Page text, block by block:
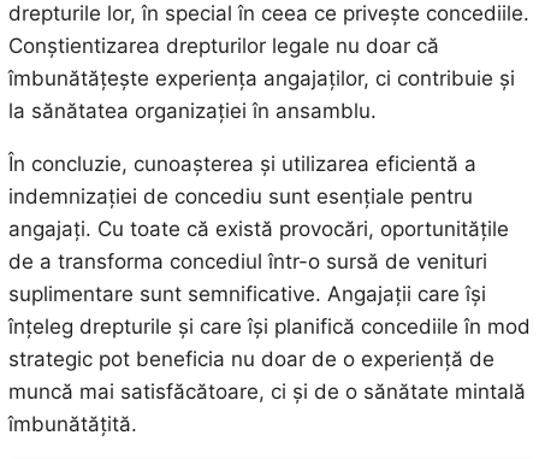
drepturile lor, în special în ceea ce privește concediile.
Conștientizarea drepturilor legale nu doar că
îmbunătățește experiența angajaților, ci contribuie și
la sănătatea organizației în ansamblu.
În concluzie, cunoașterea și utilizarea eficientă a
indemnizației de concediu sunt esențiale pentru
angajați. Cu toate că există provocări, oportunitățile
de a transforma concediul într-o sursă de venituri
suplimentare sunt semnificative. Angajații care își
înțeleg drepturile și care își planifică concediile în mod
strategic pot beneficia nu doar de o experiență de
muncă mai satisfăcătoare, ci și de o sănătate mintală
îmbunătățită.